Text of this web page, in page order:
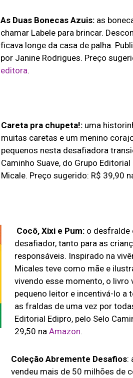
As Duas Bonecas Azuis: as
chamar Labele para brincar.
ficava longe da casa de palha.
por Janine Rodrigues. Preço
editora.
Careta pra chupeta!: uma
muitas caretas e um menino
pequenos nesta desafiadora
Caminho Suave, do Grupo Editorial
Micale. Preço sugerido: R$ 39,90
Cocô, Xixi e Pum:o desfralde
desafiador, tanto para as
responsáveis. Inspirado na
Micales teve como mãe e
vivendo esse momento, o
pequeno leitor e incentivá-lo a
as fraldas de uma vez por
Editorial Edipro, pelo Selo
29,50 na Amazon.
Coleção Abremente Desafios:
vendeu mais de 50 milhões de